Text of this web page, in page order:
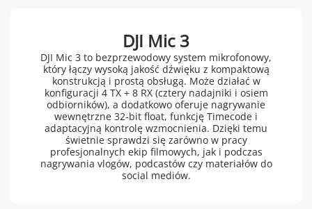
DJI Mic 3
DJI Mic 3 to bezprzewodowy system mikrofonowy,
który łączy wysoką jakość dźwięku z kompaktową
konstrukcją i prostą obsługą. Może działać w
konfiguracji 4 TX + 8 RX (cztery nadajniki i osiem
odbiorników), a dodatkowo oferuje nagrywanie
wewnętrzne 32-bit float, funkcję Timecode i
adaptacyjną kontrolę wzmocnienia. Dzięki temu
świetnie sprawdzi się zarówno w pracy
profesjonalnych ekip filmowych, jak i podczas
nagrywania vlogów, podcastów czy materiałów do
social mediów.